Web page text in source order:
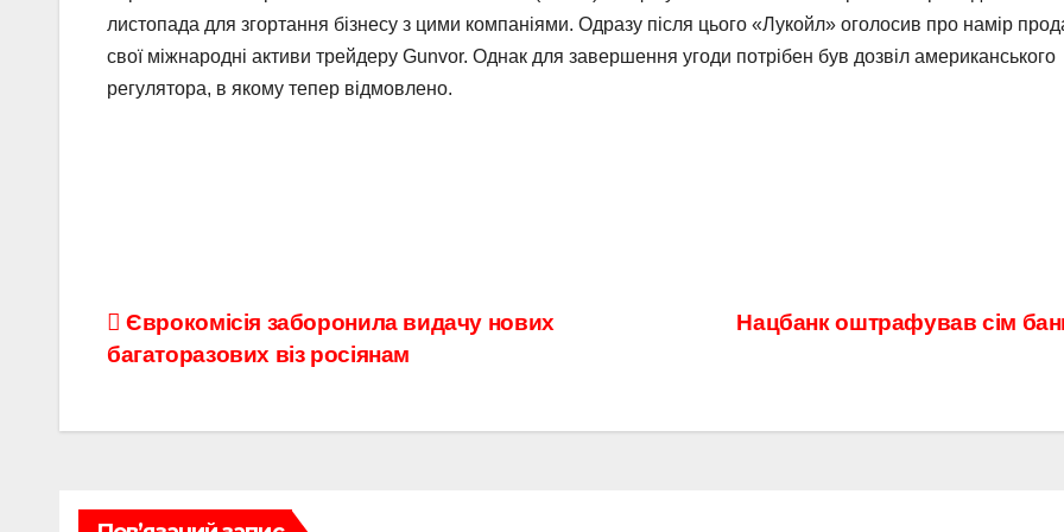
листопада для згортання бізнесу з цими компаніями. Одразу після цього «Лукойл» оголосив про намір
свої міжнародні активи трейдеру Gunvor. Однак для завершення угоди потрібен був дозвіл американського
регулятора, в якому тепер відмовлено.
Навігація
записів
Нацбанк оштрафував сім
Єврокомісія заборонила видачу нових
багаторазових віз росіянам